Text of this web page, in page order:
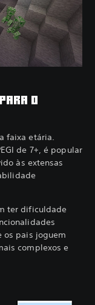
O
faixa etária.
de 7+, é popular
às extensas
ter dificuldade
os pais joguem
complexos e